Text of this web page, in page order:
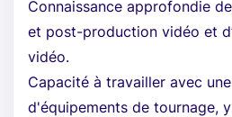
Connaissance approfondie
et post-production vidéo et
vidéo.
Capacité à travailler avec
d'équipements de tournage,